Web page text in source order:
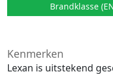
Brandklasse
Kenmerken
Lexan is uitstekend